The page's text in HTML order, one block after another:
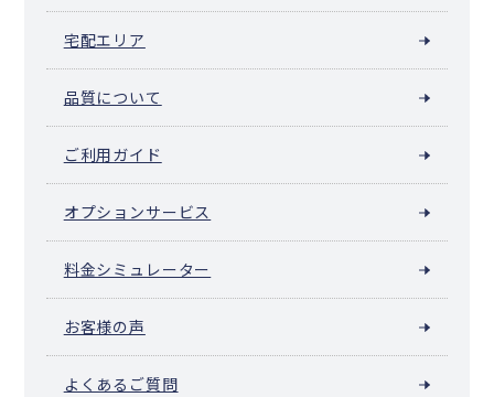
宅配エリア
品質について
ご利用ガイド
オプションサービス
料金シミュレーター
お客様の声
よくあるご質問